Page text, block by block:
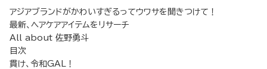
アジアブランドがかわいすぎるってウワサを聞きつけて！
最新、ヘアケアアイテムをリサーチ
All about 佐野勇斗
目次
貫け、令和GAL！